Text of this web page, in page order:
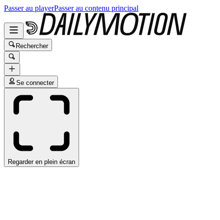
Passer au playerPasser au contenu principal
Rechercher
Se connecter
Regarder en plein écran